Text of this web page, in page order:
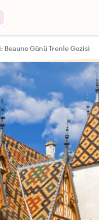
Beaune Günü Trenle Gezisi